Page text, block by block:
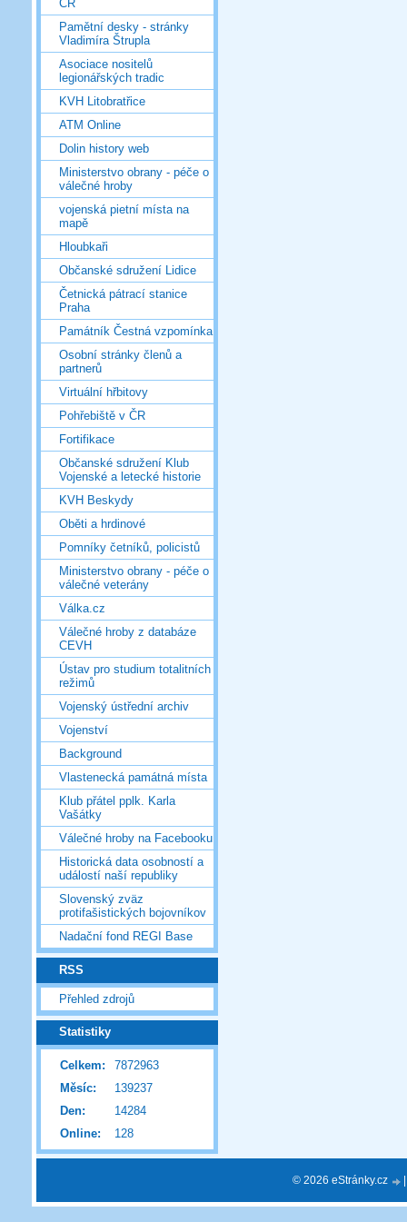
ČR
Pamětní desky - stránky
Vladimíra Štrupla
Asociace nositelů
legionářských tradic
KVH Litobratřice
ATM Online
Dolin history web
Ministerstvo obrany - péče o
válečné hroby
vojenská pietní místa na
mapě
Hloubkaři
Občanské sdružení Lidice
Četnická pátrací stanice
Praha
Památník Čestná vzpomínka
Osobní stránky členů a
partnerů
Virtuální hřbitovy
Pohřebiště v ČR
Fortifikace
Občanské sdružení Klub
Vojenské a letecké historie
KVH Beskydy
Oběti a hrdinové
Pomníky četníků, policistů
Ministerstvo obrany - péče o
válečné veterány
Válka.cz
Válečné hroby z databáze
CEVH
Ústav pro studium totalitních
režimů
Vojenský ústřední archiv
Vojenství
Background
Vlastenecká památná místa
Klub přátel pplk. Karla
Vašátky
Válečné hroby na Facebooku
Historická data osobností a
událostí naší republiky
Slovenský zväz
protifašistických bojovníkov
Nadační fond REGI Base
RSS
Přehled zdrojů
Statistiky
Online: 128
Celkem:
7872963
Měsíc:
139237
Den:
14284
© 2026 eStránky.cz